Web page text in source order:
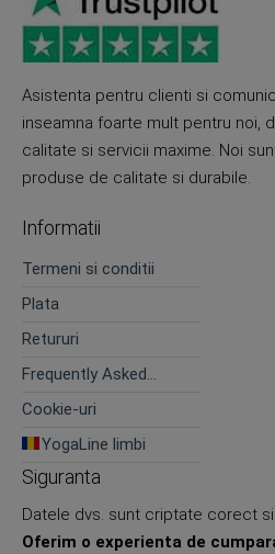
Asistenta pentru clienti si
inseamna foarte mult pentru noi,
calitate si servicii maxime. Noi
produse de calitate si durabile.
Informatii
Termeni si conditii
Plata
Retururi
Frequently Asked
Cookie-uri
YogaLine limbi
Siguranta
Datele dvs. sunt criptate corect
Oferim o experienta de